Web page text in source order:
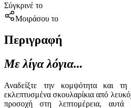
Σύγκρινέ το
Μοιράσου το
Περιγραφή
Με λίγα λόγια...
Αναδείξτε την κομψότητα και
εκλεπτυσμένα σκουλαρίκια από
προσοχή στη λεπτομέρεια, αυτά